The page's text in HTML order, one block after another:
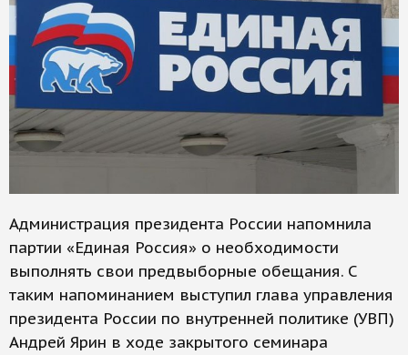
Администрация президента России напомнила
партии «Единая Россия» о необходимости
выполнять свои предвыборные обещания. С
таким напоминанием выступил глава управления
президента России по внутренней политике (УВП)
Андрей Ярин в ходе закрытого семинара